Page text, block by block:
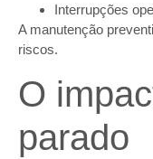
Interrupções
A manutenção
riscos.
O
parado